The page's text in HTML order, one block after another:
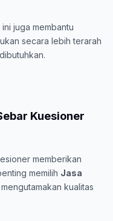
juga membantu
secara lebih terarah
Kuesioner
memberikan
memilih Jasa
kualitas